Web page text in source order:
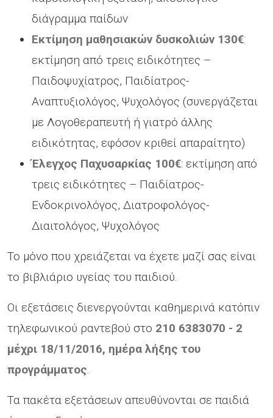
διάγραμμα παίδων
Εκτίμηση μαθησιακών δυσκολιών 130€:
εκτίμηση από τρεις ειδικότητες –
Παιδοψυχίατρος, Παιδίατρος-
Αναπτυξιολόγος, Ψυχολόγος (συνεργάζεται
με Λογοθεραπευτή ή γιατρό άλλης
ειδικότητας, εφόσον κριθεί απαραίτητο)
Έλεγχος Παχυσαρκίας 100€: εκτίμηση από
τρεις ειδικότητες – Παιδίατρος-
Ενδοκρινολόγος, Διατροφολόγος-
Διαιτολόγος, Ψυχολόγος
Το μόνο που χρειάζεται να έχετε μαζί σας είναι
το βιβλιάριο υγείας του παιδιού.
Oι εξετάσεις διενεργούνται καθημερινά κατόπιν
τηλεφωνικού ραντεβού στο 210 6383070 - 2
μέχρι 18/11/2016, ημέρα λήξης του
προγράμματος.
Τα πακέτα εξετάσεων απευθύνονται σε παιδιά